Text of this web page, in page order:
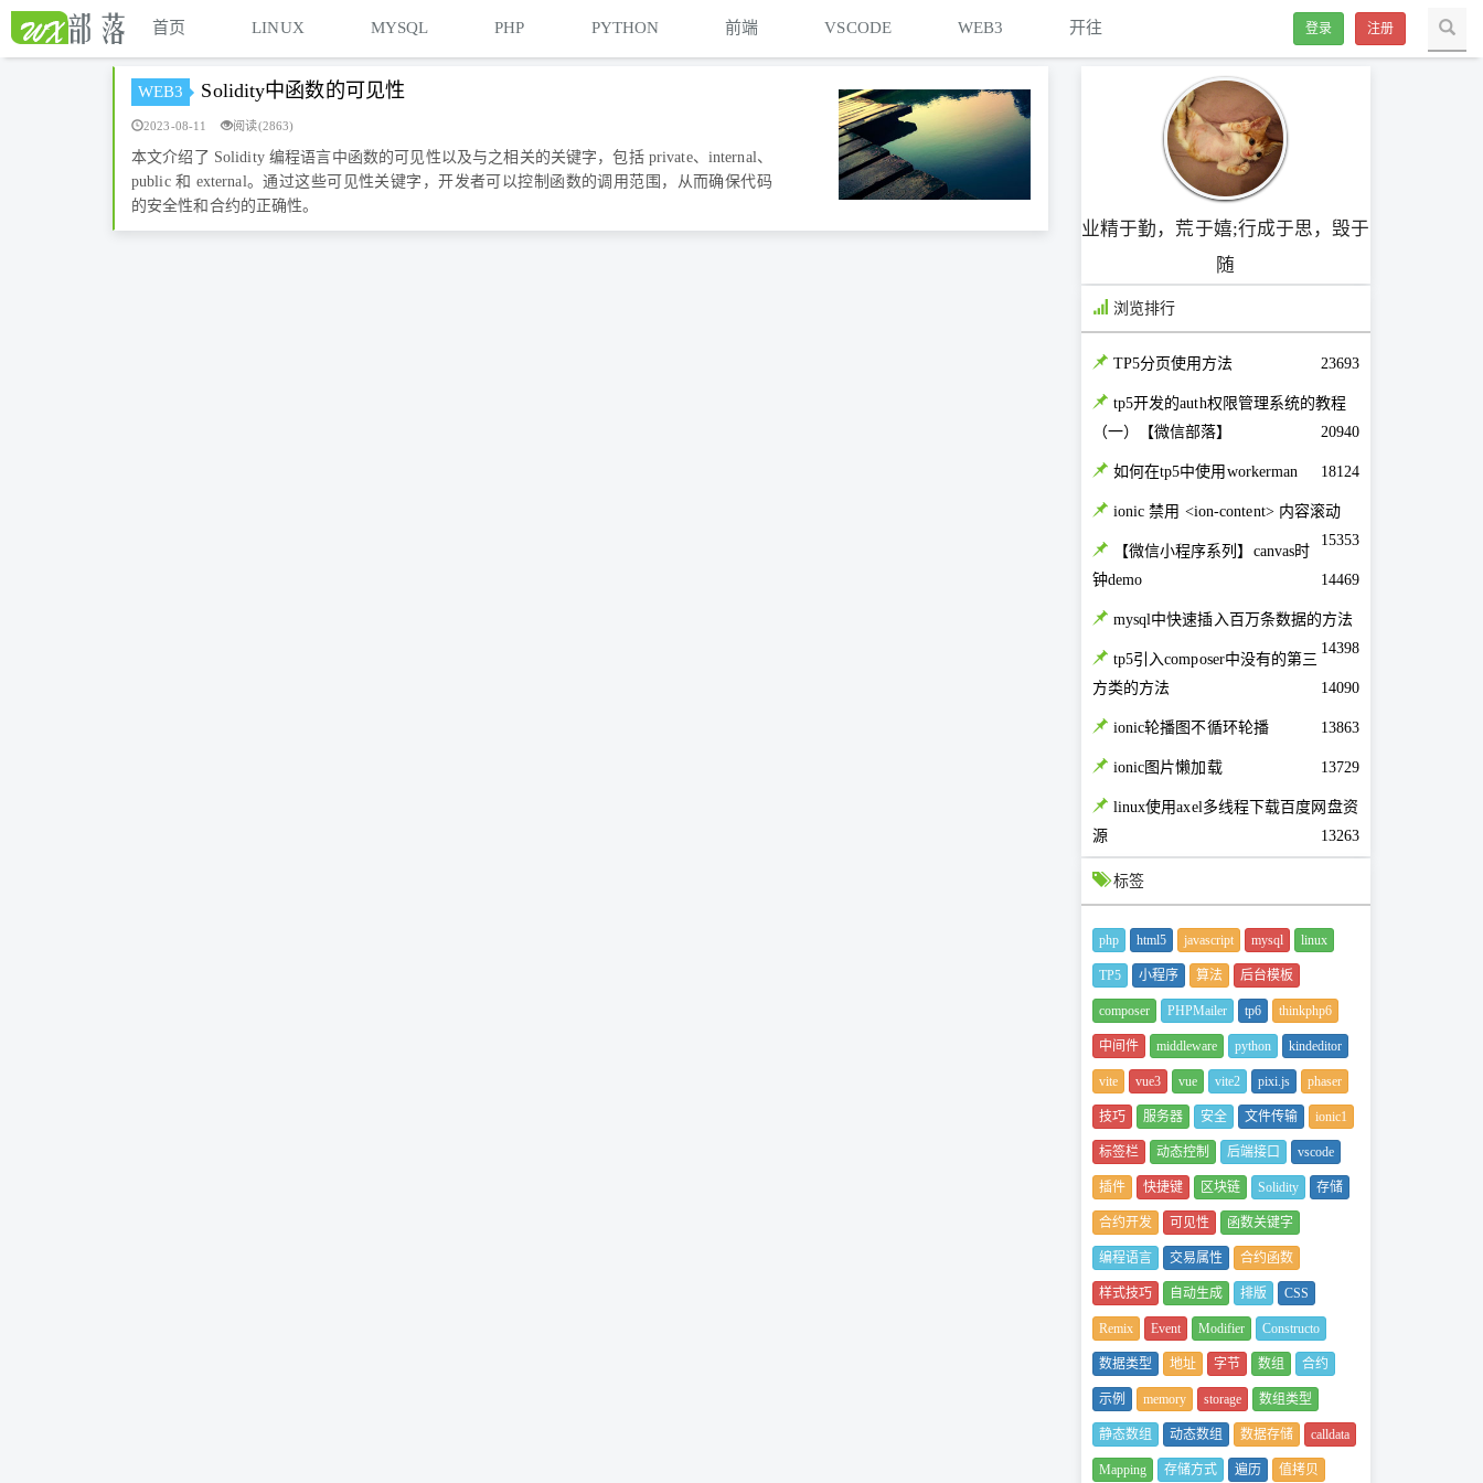
WEB3 Solidity中函数的可见性
2023-08-11 阅读(2863)
本文介绍了 Solidity 编程语言中函数的可见性以及与之相关的关键字，包括 private、internal、
public 和 external。通过这些可见性关键字，开发者可以控制函数的调用范围，从而确保代码
的安全性和合约的正确性。
业精于勤，荒于嬉;行成于思，毁于
随
浏览排行
TP5分页使用方法 23693
tp5开发的auth权限管理系统的教程
（一）【微信部落】
20940
如何在tp5中使用workerman 18124
ionic 禁用 <ion-content> 内容滚动
15353
【微信小程序系列】canvas时
钟demo
14469
mysql中快速插入百万条数据的方法
14398
tp5引入composer中没有的第三
方类的方法
14090
ionic轮播图不循环轮播 13863
ionic图片懒加载 13729
linux使用axel多线程下载百度网盘资
源
13263
标签
php html5 javascript mysql linux
TP5 小程序 算法 后台模板
composer PHPMailer tp6 thinkphp6
中间件 middleware python kindeditor
vite vue3 vue vite2 pixi.js phaser
技巧 服务器 安全 文件传输 ionic1
标签栏 动态控制 后端接口 vscode
插件 快捷键 区块链 Solidity 存储
合约开发 可见性 函数关键字
编程语言 交易属性 合约函数
样式技巧 自动生成 排版 CSS
Remix Event Modifier Constructo
数据类型 地址 字节 数组 合约
示例 memory storage 数组类型
静态数组 动态数组 数据存储 calldata
Mapping 存储方式 遍历 值拷贝
首页 LINUX MYSQL PHP PYTHON 前端 VSCODE WEB3 开往 登录 注册